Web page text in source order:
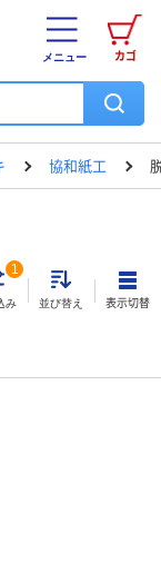
カゴ
メニュー
協和紙工
み
1
並び替え 表示切替